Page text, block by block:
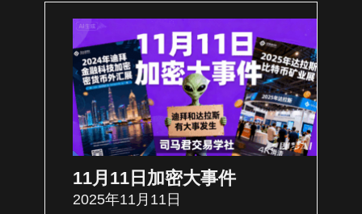
11月11日加密大事件
2025年11月11日